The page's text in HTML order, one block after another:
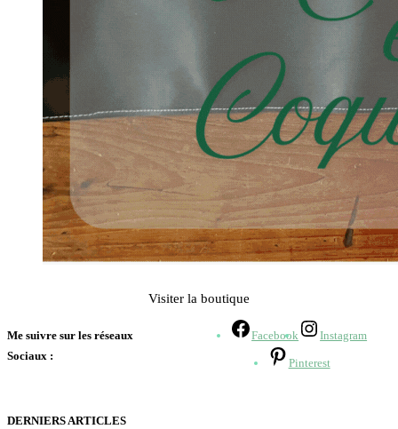
Visiter la boutique
Me suivre sur les réseaux
Sociaux :
Facebook Instagram
Pinterest
DERNIERS ARTICLES